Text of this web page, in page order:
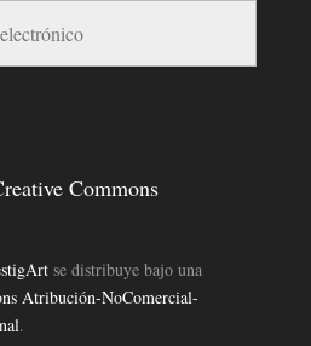
Commons
se distribuye bajo una
Atribución-NoComercial-
.